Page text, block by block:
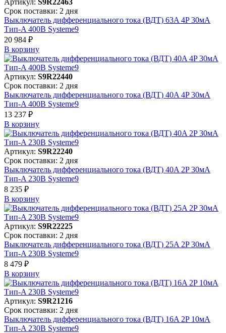
Срок поставки: 2 дня
Выключатель дифференциального тока (ВДТ) 63A 4P 30мА
Тип-A 400В Systeme9
20 984 ₽
В корзинy
Артикул: S9R22440
Срок поставки: 2 дня
Выключатель дифференциального тока (ВДТ) 40A 4P 30мА
Тип-A 400В Systeme9
13 237 ₽
В корзинy
Артикул: S9R22240
Срок поставки: 2 дня
Выключатель дифференциального тока (ВДТ) 40A 2P 30мА
Тип-A 230В Systeme9
8 235 ₽
В корзинy
Артикул: S9R22225
Срок поставки: 2 дня
Выключатель дифференциального тока (ВДТ) 25A 2P 30мА
Тип-A 230В Systeme9
8 479 ₽
В корзинy
Артикул: S9R21216
Срок поставки: 2 дня
Выключатель дифференциального тока (ВДТ) 16A 2P 10мА
Тип-A 230В Systeme9